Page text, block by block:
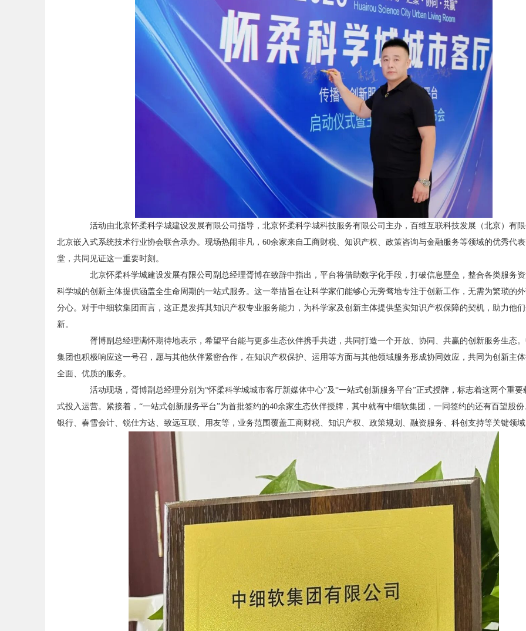
活动由北京怀柔科学城建设发展有限公司指导，北京怀柔科学城科技服务有限公司主办，百维互联科技发展（北京）有
北京嵌入式系统技术行业协会联合承办。现场热闹非凡，60余家来自工商财税、知识产权、政策咨询与金融服务等领域的优秀代
堂，共同见证这一重要时刻。
北京怀柔科学城建设发展有限公司副总经理胥博在致辞中指出，平台将借助数字化手段，打破信息壁垒，整合各类服务
科学城的创新主体提供涵盖全生命周期的一站式服务。这一举措旨在让科学家们能够心无旁骛地专注于创新工作，无需为繁琐的
分心。对于中细软集团而言，这正是发挥其知识产权专业服务能力，为科学家及创新主体提供坚实知识产权保障的契机，助力他
新。
胥博副总经理满怀期待地表示，希望平台能与更多生态伙伴携手共进，共同打造一个开放、协同、共赢的创新服务生态
集团也积极响应这一号召，愿与其他伙伴紧密合作，在知识产权保护、运用等方面与其他领域服务形成协同效应，共同为创新主
全面、优质的服务。
活动现场，胥博副总经理分别为“怀柔科学城城市客厅新媒体中心”及“一站式创新服务平台”正式授牌，标志着这两个重要
式投入运营。紧接着，“一站式创新服务平台”为首批签约的40余家生态伙伴授牌，其中就有中细软集团，一同签约的还有百望股
银行、春雪会计、锐仕方达、致远互联、用友等，业务范围覆盖工商财税、知识产权、政策规划、融资服务、科创支持等关键领